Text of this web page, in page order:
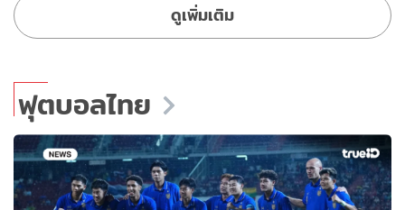
ดูเพิ่มเติม
ฟุตบอลไทย